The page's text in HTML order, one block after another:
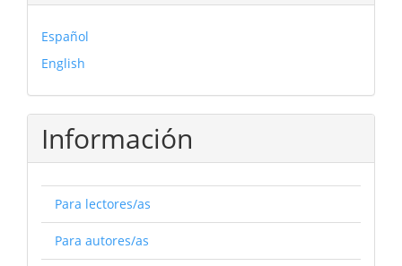
Español
English
Información
Para lectores/as
Para autores/as